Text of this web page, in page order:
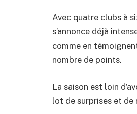
Avec quatre clubs à
s’annonce déjà
comme en
nombre de points.
La saison est loin
lot de surprises et de